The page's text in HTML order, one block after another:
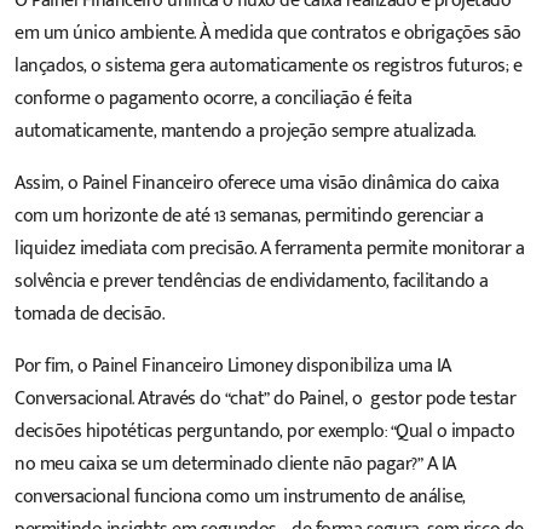
em um único ambiente. À medida que contratos e obrigações são
lançados, o sistema gera automaticamente os registros futuros; e
conforme o pagamento ocorre, a conciliação é feita
automaticamente, mantendo a projeção sempre atualizada.
Assim, o Painel Financeiro oferece uma visão dinâmica do caixa
com um horizonte de até 13 semanas, permitindo gerenciar a
liquidez imediata com precisão. A ferramenta permite monitorar a
solvência e prever tendências de endividamento, facilitando a
tomada de decisão.
Por fim, o Painel Financeiro Limoney disponibiliza uma IA
Conversacional. Através do “chat” do Painel, o gestor pode testar
decisões hipotéticas perguntando, por exemplo: “Qual o impacto
no meu caixa se um determinado cliente não pagar?” A IA
conversacional funciona como um instrumento de análise,